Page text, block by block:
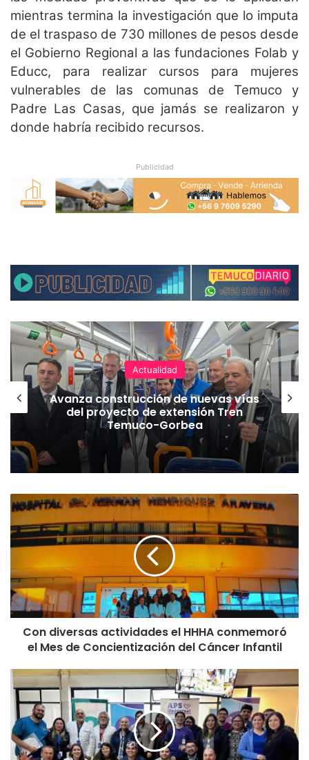
mientras termina la investigación que lo imputa
de el traspaso de 730 millones de pesos desde
el Gobierno Regional a las fundaciones Folab y
Educc, para realizar cursos para mujeres
vulnerables de las comunas de Temuco y
Padre Las Casas, que jamás se realizaron y
donde habría recibido recursos.
Publicidad
Actualidad
Avanza construcción de nuevas vías
del proyecto de extensión Tren
Temuco-Gorbea
C
o
n
v
e
r
s
c
t
v
i
d
Con diversas actividades el HHHA conmemoró
el Mes de Concientización del Cáncer Infantil
F
u
d
a
c